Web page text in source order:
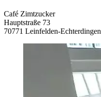
Café Zimtzucker
Hauptstraße 73
70771 Leinfelden-Echterdingen